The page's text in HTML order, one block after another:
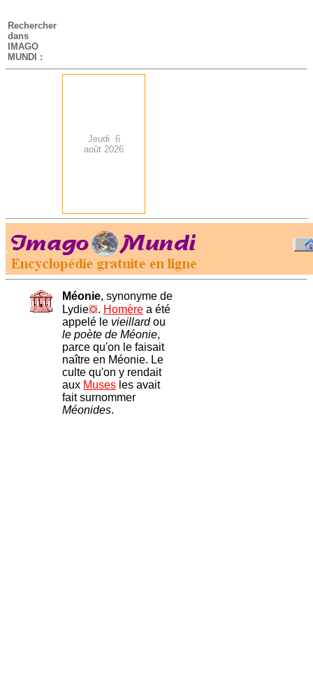
-
Rechercher
dans
IMAGO
MUNDI :
Jeudi 6
août 2026
.
Méonie, synonyme de
Lydie
. Homère a été
appelé le vieillardou
le poète de Méonie,
parce qu'on le faisait
naître en Méonie. Le
culte qu'on y rendait
aux Muses les avait
fait surnommer
Méonides.